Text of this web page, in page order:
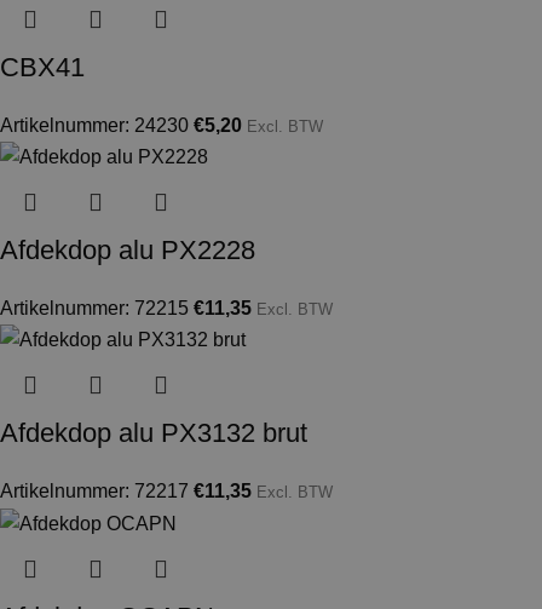
CBX41
Artikelnummer: 24230 €5,20 Excl. BTW
Afdekdop alu PX2228
Artikelnummer: 72215 €11,35 Excl. BTW
Afdekdop alu PX3132 brut
Artikelnummer: 72217 €11,35 Excl. BTW